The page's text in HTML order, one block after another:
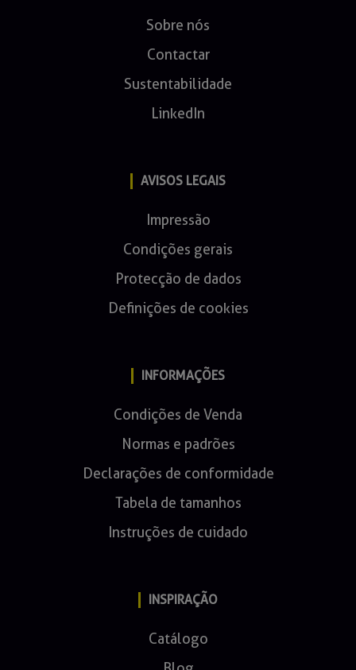
Sobre nós
Contactar
Sustentabilidade
LinkedIn
AVISOS LEGAIS
Impressão
Condições gerais
Protecção de dados
Definições de cookies
INFORMAÇÕES
Condições de Venda
Normas e padrões
Declarações de conformidade
Tabela de tamanhos
Instruções de cuidado
INSPIRAÇÃO
Catálogo